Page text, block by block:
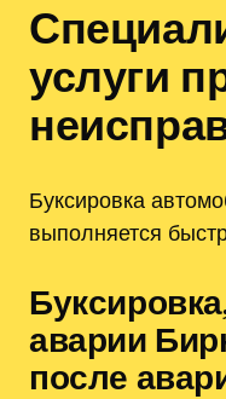
услуги
Буксировка
выполняется
аварии
после